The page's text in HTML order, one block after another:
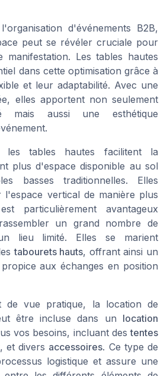
d'événements B2B,
peut se révéler cruciale pour
manifestation. Les tables hautes
dans cette optimisation grâce à
et leur adaptabilité. Avec une
elles apportent non seulement
mais aussi une esthétique
les tables hautes facilitent la
plus d'espace disponible au sol
basses traditionnelles. Elles
l'espace vertical de manière plus
particulièrement avantageux
un grand nombre de
lieu limité. Elles se marient
tabourets hauts, offrant ainsi un
aux échanges en position
de vue pratique, la location de
être incluse dans un location
vos besoins, incluant destentes
, et divers accessoires. Ce type de
logistique et assure une